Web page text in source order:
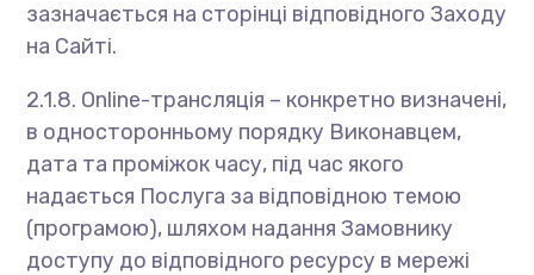
зазначається на сторінці відповідного Заходу
на Сайті.
2.1.8. Online-трансляція – конкретно визначені,
в односторонньому порядку Виконавцем,
дата та проміжок часу, під час якого
надається Послуга за відповідною темою
(програмою), шляхом надання Замовнику
доступу до відповідного ресурсу в мережі